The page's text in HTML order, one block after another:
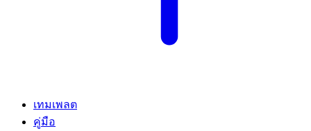
เทมเพลต
คู่มือ